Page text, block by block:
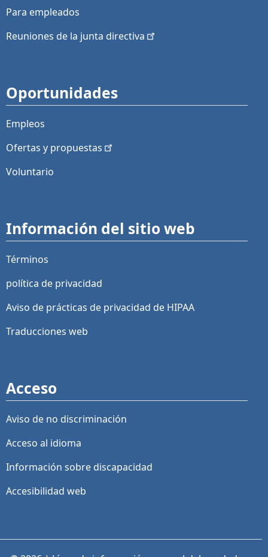
Para empleados
Reuniones de la junta directiva
Oportunidades
Empleos
Ofertas y propuestas
Voluntario
Información del sitio web
Términos
política de privacidad
Aviso de prácticas de privacidad de HIPAA
Traducciones web
Acceso
Aviso de no discriminación
Acceso al idioma
Información sobre discapacidad
Accesibilidad web